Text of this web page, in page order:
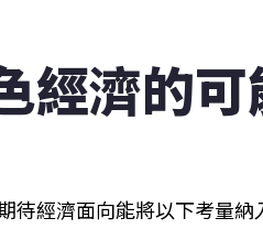
經濟的可
待經濟面向能將以下考量納